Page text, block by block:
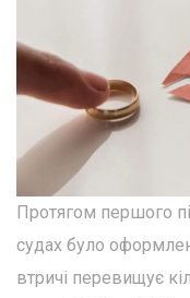
Протягом першого
судах було
втричі перевищує